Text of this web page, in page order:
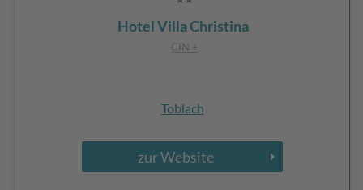
Hotel Villa Christina
CIN +
Toblach
zur Website